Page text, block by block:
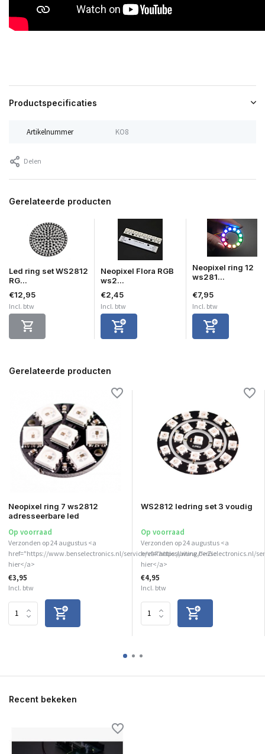
Productspecificaties
Artikelnummer KO8
Delen
Gerelateerde producten
Led ring set WS2812
RG...
€12,95
Incl. btw
Neopixel Flora RGB
ws2...
€2,45
Incl. btw
Neopixel ring 12
ws281...
€7,95
Incl. btw
Gerelateerde producten
Neopixel ring 7 ws2812
adresseerbare led
Op voorraad
Verzonden op 24 augustus <a
href="https://www.benselectronics.nl/service/vakantiesluiting/">Zie
hier</a>
€3,95
Incl. btw
WS2812 ledring set 3 voudig
Op voorraad
Verzonden op 24 augustus <a
href="https://www.benselectronics.nl/
hier</a>
€4,95
Incl. btw
Recent bekeken